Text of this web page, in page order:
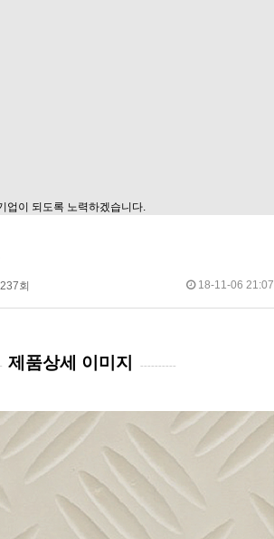
업이 되도록 노력하겠습니다.
회 18-11-06 21:07
제품상세 이미지 ----------